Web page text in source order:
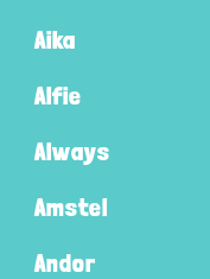
Aika
Alfie
Always
Amstel
Andor